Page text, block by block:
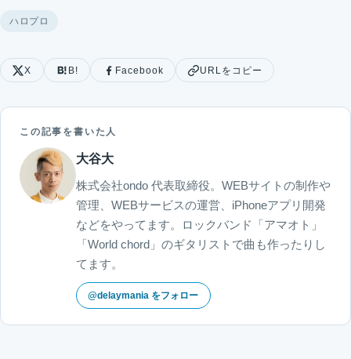
ハロプロ
X B! Facebook URLをコピー
この記事を書いた人
大谷大
株式会社ondo 代表取締役。WEBサイトの制作や
管理、WEBサービスの運営、iPhoneアプリ開発
などをやってます。ロックバンド「アマオト」
「World chord」のギタリストで曲も作ったりし
てます。
@delaymania をフォロー